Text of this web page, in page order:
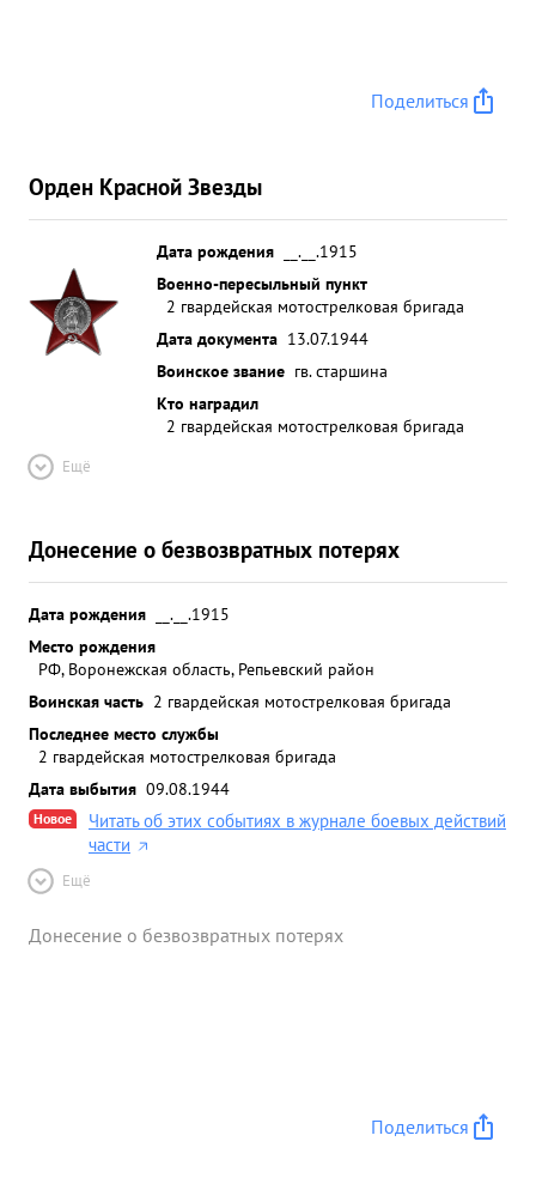
Поделиться
Орден Красной Звезды
Дата рождения
__.__.1915
Военно-пересыльный пункт
2 гвардейская мотострелковая бригада
Дата документа 13.07.1944
Воинское звание гв. старшина
Кто наградил
2 гвардейская мотострелковая бригада
Ещё
Донесение о безвозвратных потерях
Дата рождения
__.__.1915
Место рождения
РФ, Воронежская область, Репьевский район
Воинская часть 2 гвардейская мотострелковая бригада
Последнее место службы
2 гвардейская мотострелковая бригада
Дата выбытия 09.08.1944
Новое
Читать об этих событиях в журнале боевых действий
части
Ещё
Донесение о безвозвратных потерях
Поделиться